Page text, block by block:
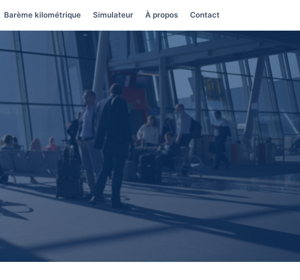
Barème kilométrique Simulateur À propos Contact